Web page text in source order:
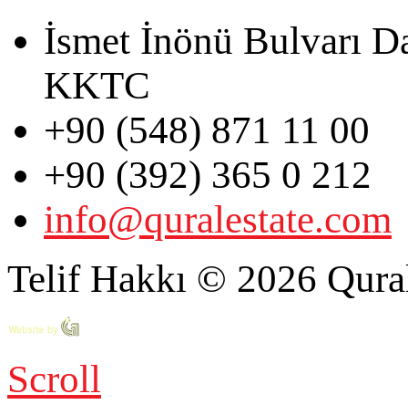
İsmet İnönü Bulvarı
KKTC
+90 (548) 871 11 00
+90 (392) 365 0 212
info@quralestate.com
Telif Hakkı © 2026
Scroll